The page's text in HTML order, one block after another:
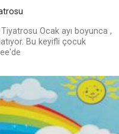
Ocak ayı boyunca ,
Bu keyifli çocuk